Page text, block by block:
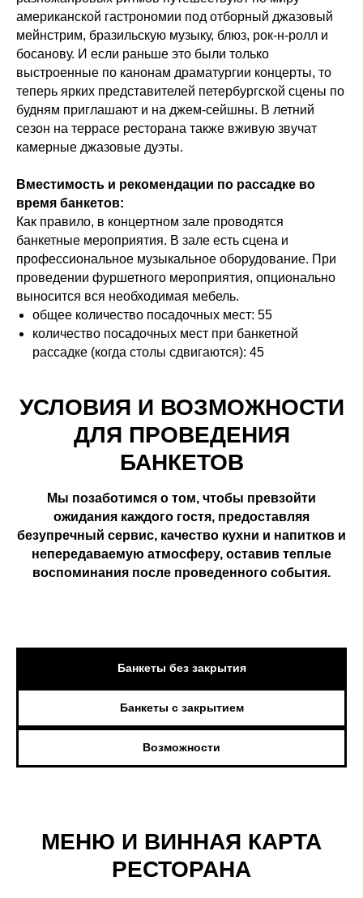
американской гастрономии под отборный джазовый
мейнстрим, бразильскую музыку, блюз, рок-н-ролл и
босанову. И если раньше это были только
выстроенные по канонам драматургии концерты, то
теперь ярких представителей петербургской сцены по
будням приглашают и на джем-сейшны. В летний
сезон на террасе ресторана также вживую звучат
камерные джазовые дуэты.
Вместимость и рекомендации по рассадке во
время банкетов:
Как правило, в концертном зале проводятся
банкетные мероприятия. В зале есть сцена и
профессиональное музыкальное оборудование. При
проведении фуршетного мероприятия, опционально
выносится вся необходимая мебель.
общее количество посадочных мест: 55
количество посадочных мест при банкетной
рассадке (когда столы сдвигаются): 45
УСЛОВИЯ И ВОЗМОЖНОСТИ
ДЛЯ ПРОВЕДЕНИЯ
БАНКЕТОВ
Мы позаботимся о том, чтобы превзойти
ожидания каждого гостя, предоставляя
безупречный сервис, качество кухни и напитков и
непередаваемую атмосферу, оставив теплые
воспоминания после проведенного события.
Банкеты без закрытия
Банкеты с закрытием
Возможности
МЕНЮ И ВИННАЯ КАРТА
РЕСТОРАНА